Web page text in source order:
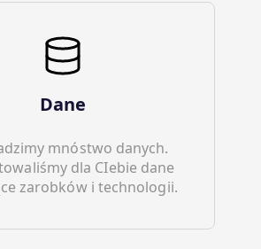
Dane
mnóstwo danych.
dla CIebie dane
zarobków i technologii.